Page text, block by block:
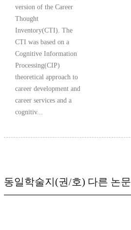
version of the Career
Thought
Inventory(CTI). The
CTI was based on a
Cognitive Information
Processing(CIP)
theoretical approach to
career development and
career services and a
cognitiv...
동일학술지(권/호) 다른 논문